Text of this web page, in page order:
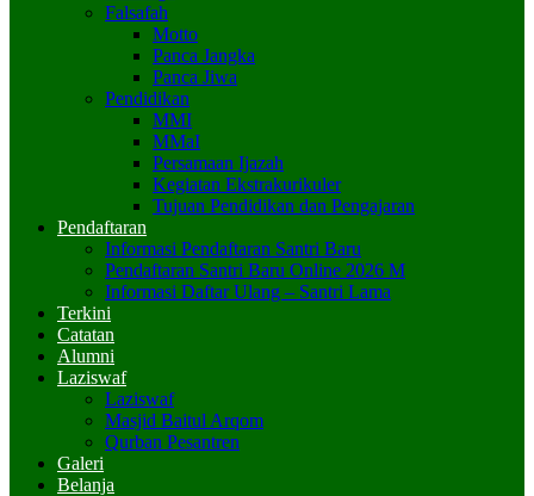
Falsafah
Motto
Panca Jangka
Panca Jiwa
Pendidikan
MMI
MMaI
Persamaan Ijazah
Kegiatan Ekstrakurikuler
Tujuan Pendidikan dan Pengajaran
Pendaftaran
Informasi Pendaftaran Santri Baru
Pendaftaran Santri Baru Online 2026 M
Informasi Daftar Ulang – Santri Lama
Terkini
Catatan
Alumni
Laziswaf
Laziswaf
Masjid Baitul Arqom
Qurban Pesantren
Galeri
Belanja